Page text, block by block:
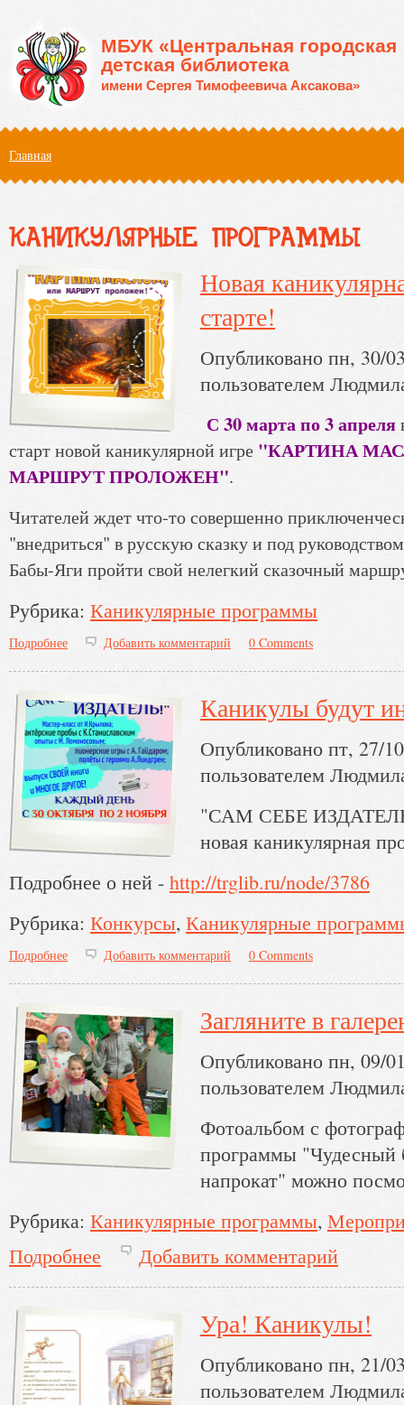
МБУК «Центральная городская
детская библиотека
имени Сергея Тимофеевича Аксакова»
Вы здесь
Главная
КАНИКУЛЯРНЫЕ ПРОГРАММЫ
Новая
старте!
Опубликовано пн, 30/
пользователем
С 30 марта по 3 апреля
старт новой каникулярной игре "КАРТИНА
МАРШРУТ ПРОЛОЖЕН".
Читателей ждет что-то совершенно
"внедриться" в русскую сказку и под
Бабы-Яги пройти свой нелегкий сказочный
Рубрика: Каникулярные программы
Подробнее о Новая каникулярная игра на старте!
Добавить комментарий 0 Comments
Каникулы будут
Опубликовано пт, 27/
пользователем
"САМ СЕБЕ
новая каникулярная
Подробнее о ней - http://trglib.ru/node/3786
Рубрика: Конкурсы Каникулярные
Подробнее о Каникулы будут интересными!
Добавить комментарий 0 Comments
Загляните в
Опубликовано пн, 09/
пользователем
Фотоальбом с
программы "Чудесный
напрокат" можно
Рубрика: Каникулярные программы
Подробнее о Загляните в галерею!
Добавить комментарий
Ура! Каникулы!
Опубликовано пн, 21/
пользователем